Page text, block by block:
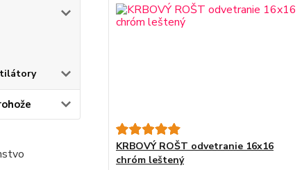
KRBOVÝ ROŠT odvetranie 16x16
chróm leštený